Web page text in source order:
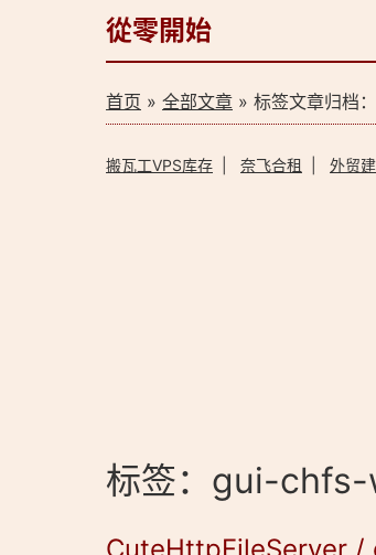
從零開始
首页 » 全部文章 » 标签文章归档
搬瓦工VPS库存 奈飞合租 外贸
标签：gui-